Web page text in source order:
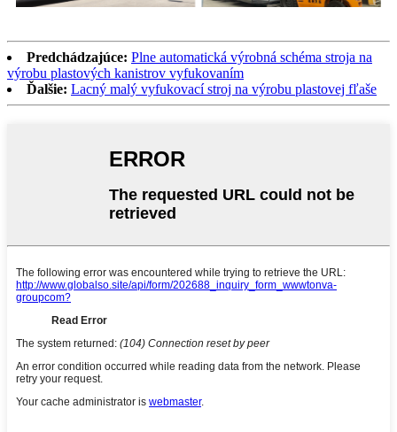
Predchádzajúce: Plne automatická výrobná schéma stroja na
výrobu plastových kanistrov vyfukovaním
Ďalšie: Lacný malý vyfukovací stroj na výrobu plastovej fľaše